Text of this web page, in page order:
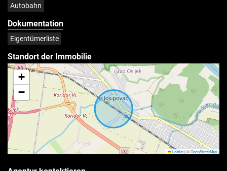
Autobahn
Dokumentation
Eigentümerliste
Standort der Immobilie
+
−
Leaflet|©OpenStreetMap